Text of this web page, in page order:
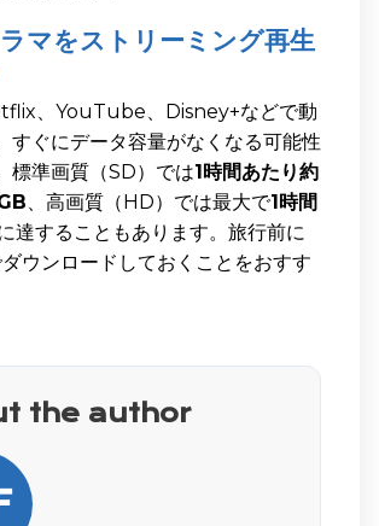
マをストリーミング再生
、YouTube、Disney+などで動
すぐにデータ容量がなくなる可能性
標準画質（SD）では1時間あたり約
、高画質（HD）では最大で1時間
達することもあります。旅行前に
ウンロードしておくことをおすす
the author